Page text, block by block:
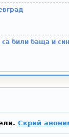
са били баща и син
Скрий